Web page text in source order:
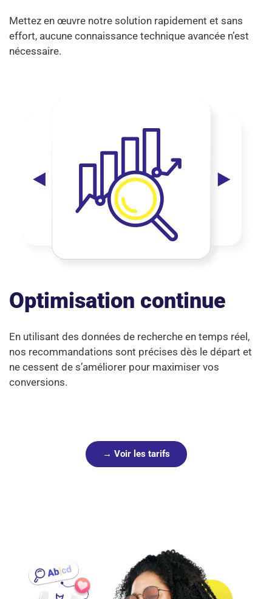
Mettez en œuvre notre solution rapidement et sans
effort, aucune connaissance technique avancée n’est
nécessaire.
Optimisation continue
En utilisant des données de recherche en temps réel,
nos recommandations sont précises dès le départ et
ne cessent de s’améliorer pour maximiser vos
conversions.
→ Voir les tarifs